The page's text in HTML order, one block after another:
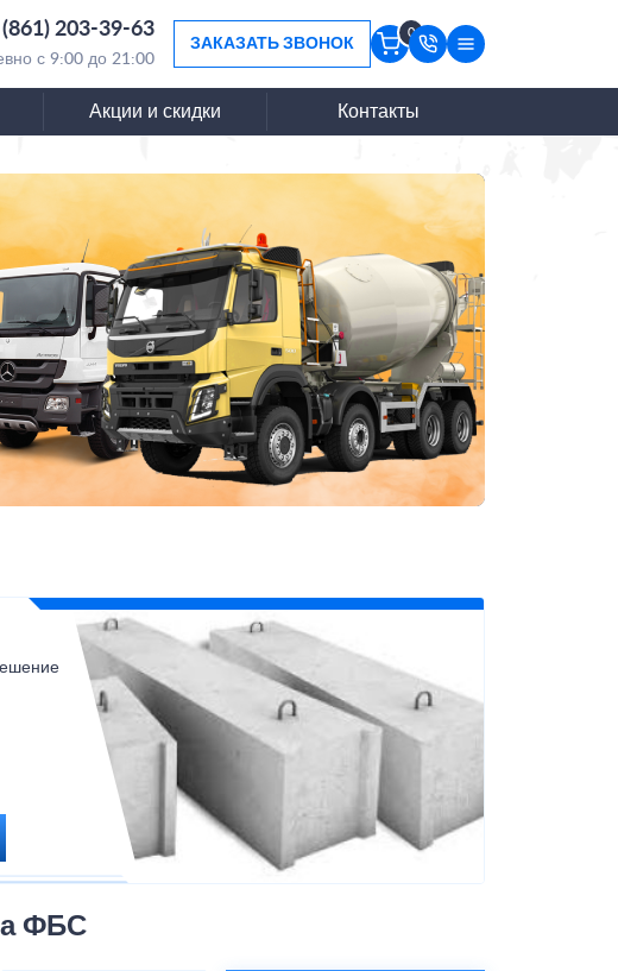
203-39-63
с 9:00 до 21:00
ЗАКАЗАТЬ ЗВОНОК
0
Акции и скидки Контакты
и
ФБС